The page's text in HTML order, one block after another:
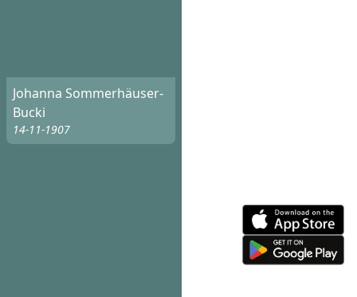
Johanna Sommerhäuser-
Bucki
14-11-1907